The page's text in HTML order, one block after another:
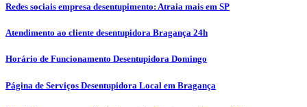
Redes sociais empresa desentupimento: Atraia mais em SP
Atendimento ao cliente desentupidora Bragança 24h
Horário de Funcionamento Desentupidora Domingo
Página de Serviços Desentupidora Local em Bragança